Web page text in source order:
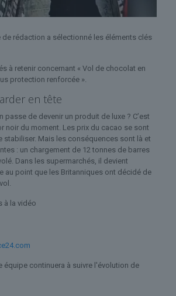
de rédaction a sélectionné les éléments clés
à retenir concernant « Vol de chocolat en
protection renforcée ».
en tête
passe de devenir un produit de luxe ? C’est
noir du moment. Les prix du cacao se sont
stabiliser. Mais les conséquences sont là et
: un chargement de 12 tonnes de barres
Dans les supermarchés, il devient
au point que les Britanniques ont décidé de
à la vidéo
équipe continuera à suivre l'évolution de